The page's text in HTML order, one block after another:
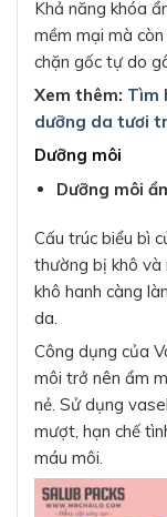
Khả năng khóa
mềm mại mà
chặn gốc tự do
Xem thêm: Tìm
dưỡng da tươi
Dưỡng môi
Dưỡng môi
Cấu trúc biểu bì
thường bị khô và
khô hanh càng
da.
Công dụng của
môi trở nên ẩm
nẻ. Sử dụng
mượt, hạn chế
máu môi.